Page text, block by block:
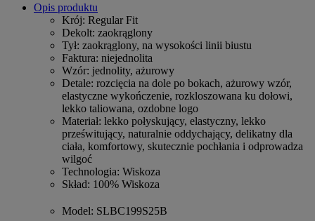
Opis produktu
Krój: Regular Fit
Dekolt: zaokrąglony
Tył: zaokrąglony, na wysokości linii biustu
Faktura: niejednolita
Wzór: jednolity, ażurowy
Detale: rozcięcia na dole po bokach, ażurowy wzór,
elastyczne wykończenie, rozkloszowana ku dołowi,
lekko taliowana, ozdobne logo
Materiał: lekko połyskujący, elastyczny, lekko
prześwitujący, naturalnie oddychający, delikatny dla
ciała, komfortowy, skutecznie pochłania i odprowadza
wilgoć
Technologia: Wiskoza
Skład: 100% Wiskoza
Model: SLBC199S25B